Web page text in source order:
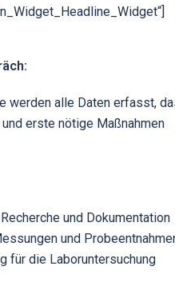
werden alle Daten erfasst,
erste nötige Maßnahmen
und Dokumentation
und
für die Laboruntersuchung